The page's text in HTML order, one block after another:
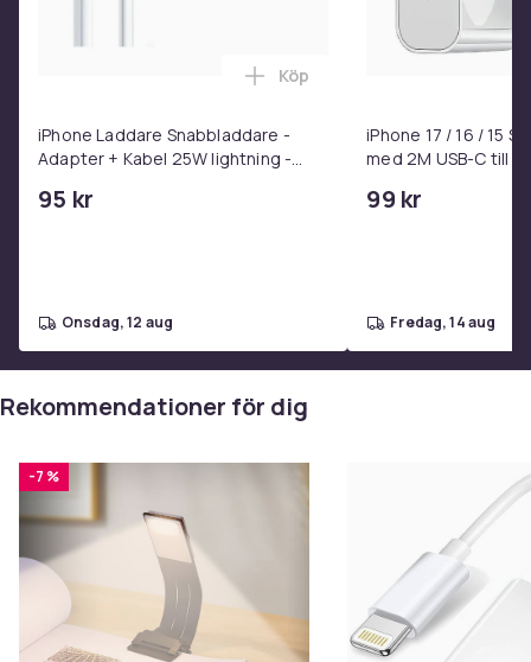
iPhone Laddare Snabbladdare -
Adapter + Kabel 25W lightning -
95 kr
Lägg till iPhone Laddare
Köp
onsdag, 12 aug
iPhone 17 / 16 / 15
med 2M USB-C till
99 kr
fredag, 14 aug
Rekommendationer för dig
-7 %